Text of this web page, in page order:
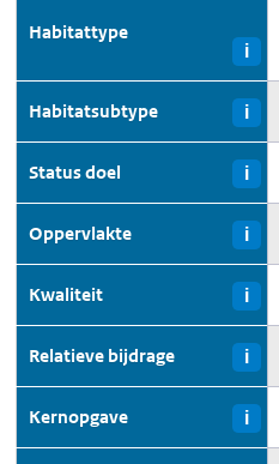
Habitattype
i
Habitatsubtype i
Status doel i
Oppervlakte i
Kwaliteit i
Relatieve bijdrage i
Kernopgave i